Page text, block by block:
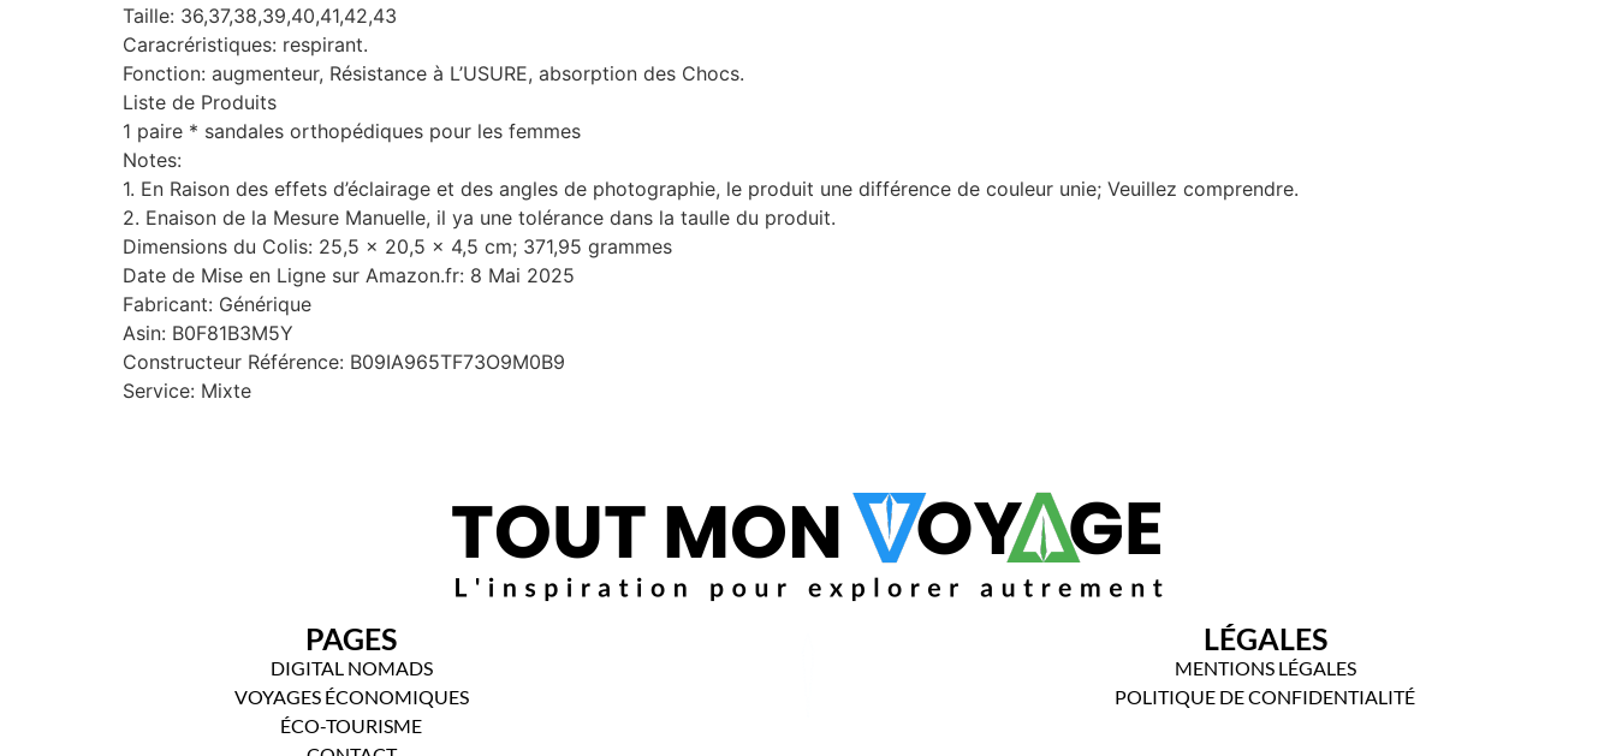
Taille: 36,37,38,39,40,41,42,43
Caracréristiques: respirant.
Fonction: augmenteur, Résistance à L’USURE, absorption des Chocs.
Liste de Produits
1 paire * sandales orthopédiques pour les femmes
Notes:
1. En Raison des effets d’éclairage et des angles de photographie, le produit une différence de couleur unie; Veuillez comprendre.
2. Enaison de la Mesure Manuelle, il ya une tolérance dans la taulle du produit.
Dimensions du Colis: 25,5 x 20,5 x 4,5 cm; 371,95 grammes
Date de Mise en Ligne sur Amazon.fr: 8 Mai 2025
Fabricant: Générique
Asin: B0F81B3M5Y
Constructeur Référence: B09IA965TF73O9M0B9
Service: Mixte
PAGES
DIGITAL NOMADS
VOYAGES ÉCONOMIQUES
ÉCO-TOURISME
LÉGALES
MENTIONS LÉGALES
POLITIQUE DE CONFIDENTIALITÉ